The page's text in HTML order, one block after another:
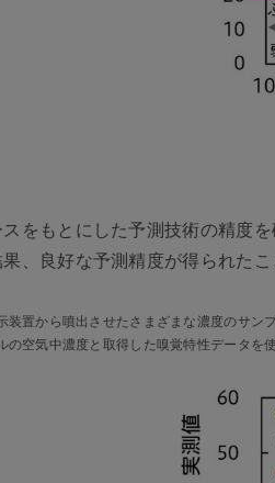
をもとにした予測技術の精度
、良好な予測精度が得られた
装置から噴出させたさまざまな濃度のサン
の空気中濃度と取得した嗅覚特性データを